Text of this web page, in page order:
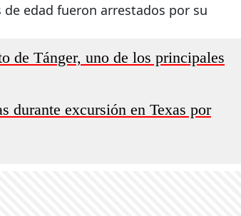
de edad fueron arrestados por su
de Tánger, uno de los principales
durante excursión en Texas por